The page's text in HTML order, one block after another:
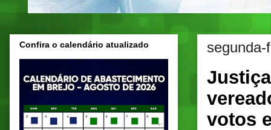
votos
Confira o calendário atualizado